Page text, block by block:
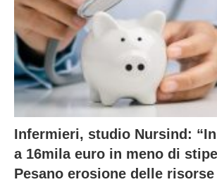
Infermieri, studio Nursind:
a 16mila euro in meno di
Pesano erosione delle